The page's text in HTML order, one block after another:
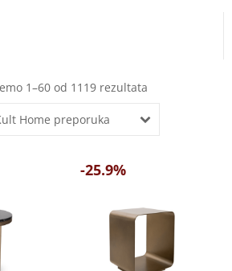
1–60 od 1119 rezultata
Home preporuka
-25.9%